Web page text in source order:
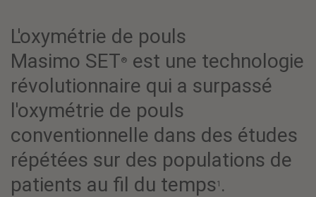
L'oxymétrie de pouls
Masimo SET®
est une technologie
révolutionnaire qui a surpassé
l'oxymétrie de pouls
conventionnelle dans des études
répétées sur des populations de
patients au fil du temps1 .